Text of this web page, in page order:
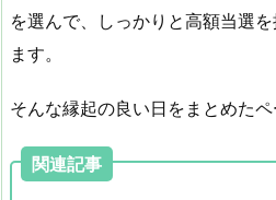
を選んで、しっかりと高額当選
ます。
そんな縁起の良い日をまとめたペ
関連記事